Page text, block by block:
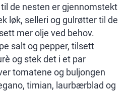
de nesten er gjennomstekt
løk, selleri og gulrøtter til de
mer olje ved behov.
salt og pepper, tilsett
og stek det i et par
tomatene og buljongen
timian, laurbærblad og